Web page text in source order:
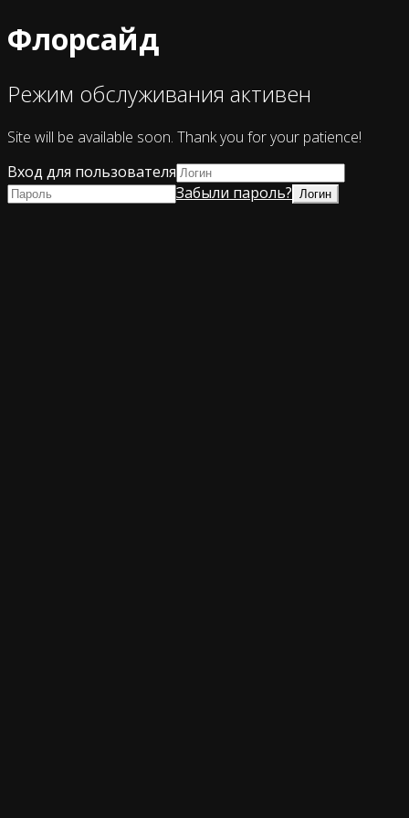
Флорсайд
Режим обслуживания активен
Site will be available soon. Thank you for your patience!
Вход для пользователя
Забыли пароль?